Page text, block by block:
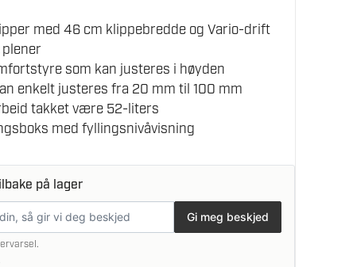
med 46 cm klippebredde og Vario-drift
som kan justeres i høyden
enkelt justeres fra 20 mm til 100 mm
takket være 52-liters
med fyllingsnivåvisning
på lager
Gi meg beskjed